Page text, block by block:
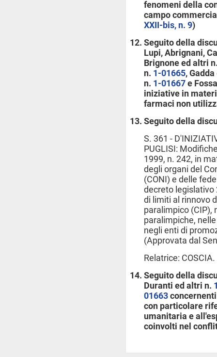
fenomeni della
campo
XXII-bis, n. 9)
Seguito della
Lupi, Abrignani,
Brignone ed altri
n. 1-01665,
n. 1-01667 e
iniziative in
farmaci non
Seguito della
S. 361 -
PUGLISI:
1999, n. 242, in
degli organi del
(CONI) e delle
decreto legislativo
di limiti al rinnovo
paralimpico (CIP),
paralimpiche,
negli enti di
(Approvata dal
Relatrice: COSCIA.
Seguito della
Duranti ed altri n.
01663
con particolare
umanitaria e
coinvolti nel